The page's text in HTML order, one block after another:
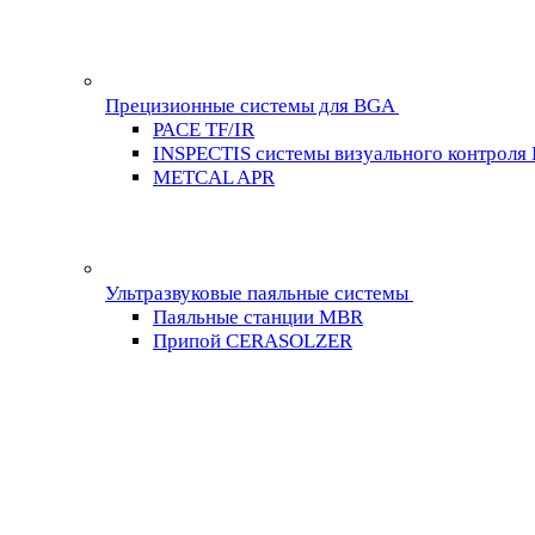
Прецизионные системы для BGA
PACE TF/IR
INSPECTIS системы визуального контроля
METCAL APR
Ультразвуковые паяльные системы
Паяльные станции MBR
Припой CERASOLZER